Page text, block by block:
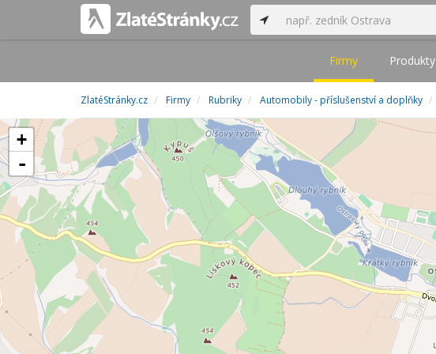
Firmy Produkty
ZlatéStránky.cz Firmy Rubriky Automobily - příslušenství a doplňky
+
-